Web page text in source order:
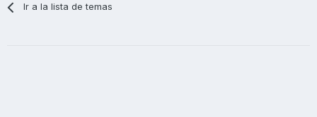
Ir a la lista de temas